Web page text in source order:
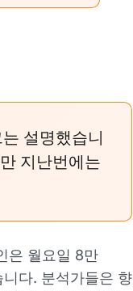
설명했습니
지난번에는
은 월요일 8만
다. 분석가들은 향